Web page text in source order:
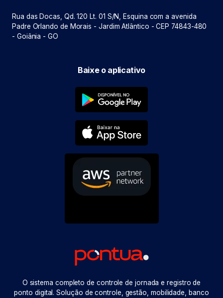
Rua das Docas, Qd. 120 Lt. 01 S/N, Esquina com a avenida
Padre Orlando de Morais - Jardim Atlântico - CEP 74843-480
- Goiânia - GO
Baixe o aplicativo
O sistema completo de controle de jornada e registro de
ponto digital. Solução de controle, gestão, mobilidade, banco